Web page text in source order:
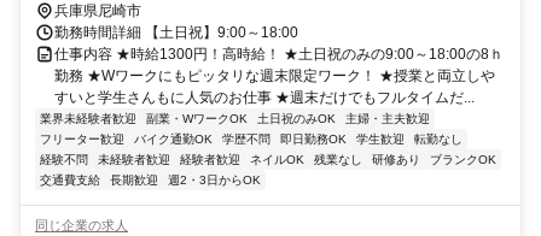
兵庫県尼崎市
勤務時間詳細 【土日祝】9:00～18:00
仕事内容 ★時給1300円！高時給！ ★土日祝のみの9:00～18:00の8ｈ
勤務 ★Wワークにもピッタリな週末限定ワーク！ ★授業と両立しや
すいと学生さんもに人気のお仕事 ★週末だけでもフルタイムだ...
業界未経験者歓迎 副業・WワークOK 土日祝のみOK
主婦・主夫歓迎
フリーター歓迎
バイク通勤OK 学歴不問 即日勤務OK 学生歓迎
転勤なし
経験不問
未経験者歓迎 経験者歓迎 ネイルOK 残業なし 研修あり
ブランクOK
交通費支給
長期歓迎 週2・3日からOK
同じ企業の求人